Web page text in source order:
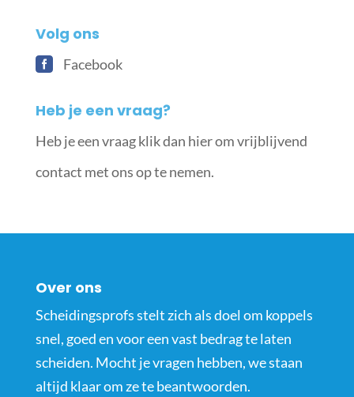
Volg ons
Facebook
Heb je een vraag?
Heb je een vraag klik dan hier om vrijblijvend
contact met ons op te nemen.
Over ons
Scheidingsprofs stelt zich als doel om koppels
snel, goed en voor een vast bedrag te laten
scheiden. Mocht je vragen hebben, we staan
altijd klaar om ze te beantwoorden.